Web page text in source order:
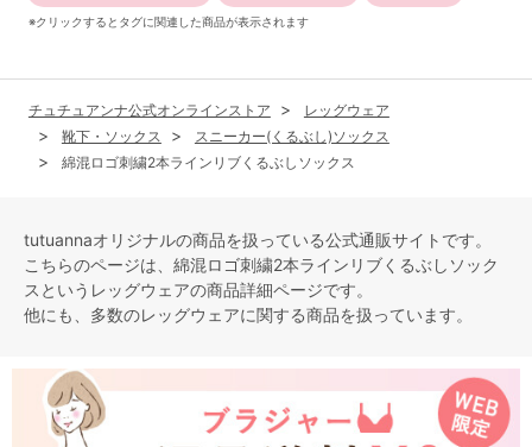
※クリックするとタグに関連した商品が表示されます
チュチュアンナ公式オンラインストア
レッグウェア
靴下・ソックス
スニーカー(くるぶし)ソックス
綿混ロゴ刺繍2本ラインリブくるぶしソックス
tutuannaオリジナルの商品を扱っている公式通販サイトです。
こちらのページは、綿混ロゴ刺繍2本ラインリブくるぶしソック
スという レッグウェアの商品詳細ページです。
他にも、多数のレッグウェアに関する商品を扱っています。